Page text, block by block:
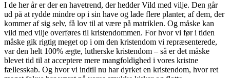
I de her år er der en havetrend, der hedder Vild med vilje. Den går
ud på at rydde mindre op i sin have og lade flere planter, af dem, der
kommer af sig selv, få lov til at være på matriklen. Og måske kan
vild med vilje overføres til kristendommen. For hvor vi før i tiden
måske gik rigtig meget op i om den kristendom vi repræsenterede,
var den helt 100% ægte, lutherske kristendom – så er det måske
blevet tid til at acceptere mere mangfoldighed i vores kristne
fællesskab. Og hvor vi indtil nu har dyrket en kristendom, hvor ret